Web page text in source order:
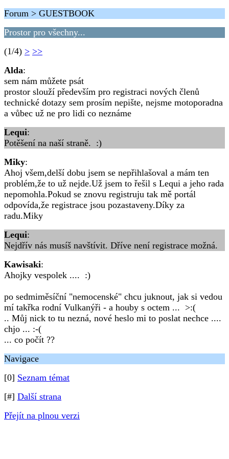
Forum > GUESTBOOK
Prostor pro všechny...
(1/4) > >>
Alda:
sem nám můžete psát
prostor slouží především pro registraci nových členů
technické dotazy sem prosím nepište, nejsme motoporadna
a vůbec už ne pro lidi co neznáme
Lequi:
Potěšení na naší straně. :)
Miky:
Ahoj všem,delší dobu jsem se nepřihlašoval a mám ten
problém,že to už nejde.Už jsem to řešil s Lequi a jeho rada
nepomohla.Pokud se znovu registruju tak mě portál
odpovída,že registrace jsou pozastaveny.Díky za
radu.Miky
Lequi:
Nejdřív nás musíš navštívit. Dříve není registrace možná.
Kawisaki:
Ahojky vespolek .... :)
po sedmiměsíční "nemocenské" chcu juknout, jak si vedou
mí takřka rodní Vulkanýři - a houby s octem ... >:(
.. Můj nick to tu nezná, nové heslo mi to poslat nechce ....
chjo ... :-(
... co počít ??
Navigace
[0] Seznam témat
[#] Další strana
Přejít na plnou verzi